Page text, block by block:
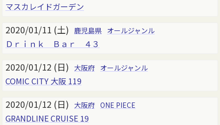
マスカレイドガーデン
2020/01/11 (土) 鹿児島県 オールジャンル
Ｄｒｉｎｋ Ｂａｒ ４３
2020/01/12 (日) 大阪府 オールジャンル
COMIC CITY 大阪 119
2020/01/12 (日) 大阪府 ONE PIECE
GRANDLINE CRUISE 19